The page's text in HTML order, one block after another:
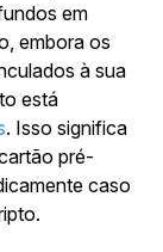
em
embora os
à sua
está
. Isso significa
pré-
caso